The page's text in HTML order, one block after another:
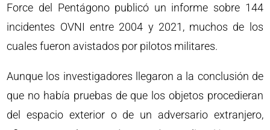
Force del Pentágono publicó un informe sobre 144
incidentes OVNI entre 2004 y 2021, muchos de los
cuales fueron avistados por pilotos militares.
Aunque los investigadores llegaron a la conclusión de
que no había pruebas de que los objetos procedieran
del espacio exterior o de un adversario extranjero,